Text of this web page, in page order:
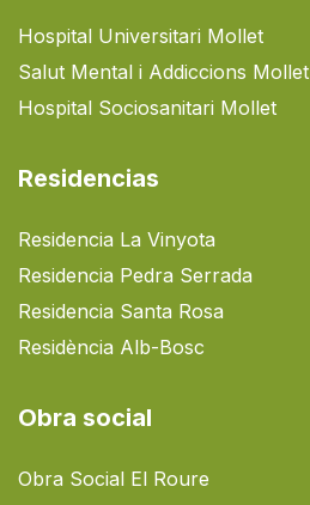
Hospital Universitari Mollet
Salut Mental i Addiccions Mollet
Hospital Sociosanitari Mollet
Residencias
Residencia La Vinyota
Residencia Pedra Serrada
Residencia Santa Rosa
Residència Alb-Bosc
Obra social
Obra Social El Roure